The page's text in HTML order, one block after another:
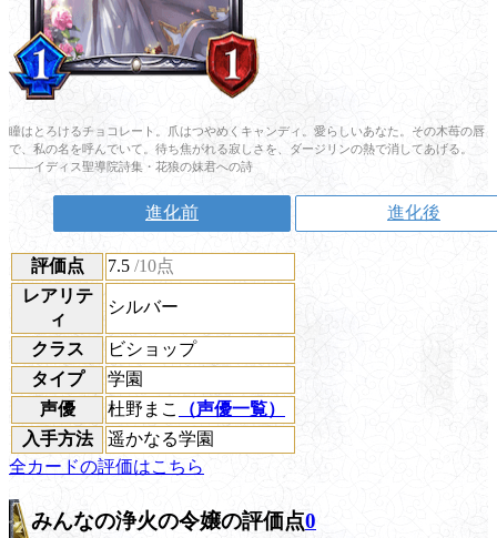
瞳はとろけるチョコレート。爪はつやめくキャンディ。愛らしいあなた。その木苺の唇
で、私の名を呼んでいて。待ち焦がれる寂しさを、ダージリンの熱で消してあげる。
――イディス聖導院詩集・花狼の妹君への詩
進化前 進化後
評価点 7.5 /10点
レアリテ
ィ
シルバー
クラス
ビショップ
タイプ
学園
声優
杜野まこ
（声優一覧）
入手方法
遥かなる学園
全カードの評価はこちら
みんなの浄火の令嬢の評価点0